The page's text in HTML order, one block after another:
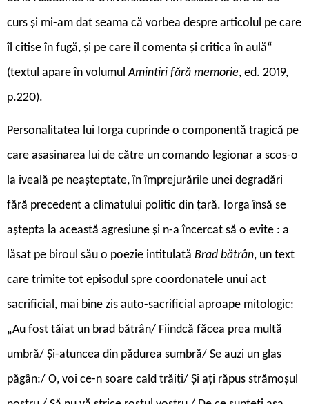
curs şi mi-am dat seama că vorbea despre articolul pe care
îl citise în fugă, şi pe care îl comenta şi critica în aulă“
(textul apare în volumulAmintiri fără memorie, ed. 2019,
p.220).
Personalitatea lui Iorga cuprinde o componentă tragică pe
care asasinarea lui de către un comando legionar a scos-o
la iveală pe neașteptate, în împrejurările unei degradări
fără precedent a climatului politic din țară. Iorga însă se
aștepta la această agresiune și n-a încercat să o evite : a
lăsat pe biroul său o poezie intitulată Brad bătrân, un text
care trimite tot episodul spre coordonatele unui act
sacrificial, mai bine zis auto-sacrificial aproape mitologic:
„Au fost tăiat un brad bătrân/ Fiindcă făcea prea multă
umbră/ Și-atuncea din pădurea sumbră/ Se auzi un glas
păgân:/ O, voi ce-n soare cald trăiți/ Și ați răpus strămoșul